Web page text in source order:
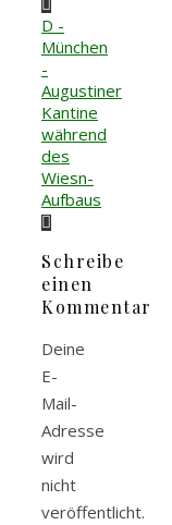
D -
München
-
Augustiner
Kantine
während
des
Wiesn-
Aufbaus
Schreibe
einen
Kommentar
Deine
E-
Mail-
Adresse
wird
nicht
veröffentlicht.